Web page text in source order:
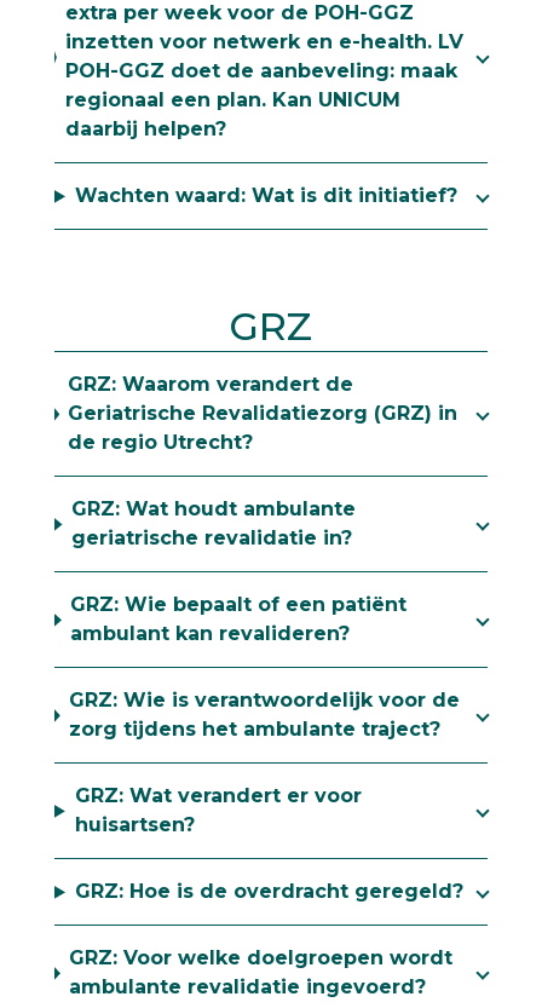
extra per week voor de POH-GGZ
inzetten voor netwerk en e-health. LV
POH-GGZ doet de aanbeveling: maak
regionaal een plan. Kan UNICUM
daarbij helpen?
Wachten waard: Wat is dit initiatief?
GRZ
GRZ: Waarom verandert de
Geriatrische Revalidatiezorg (GRZ) in
de regio Utrecht?
GRZ: Wat houdt ambulante
geriatrische revalidatie in?
GRZ: Wie bepaalt of een patiënt
ambulant kan revalideren?
GRZ: Wie is verantwoordelijk voor de
zorg tijdens het ambulante traject?
GRZ: Wat verandert er voor
huisartsen?
GRZ: Hoe is de overdracht geregeld?
GRZ: Voor welke doelgroepen wordt
ambulante revalidatie ingevoerd?